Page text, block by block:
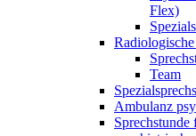
Flex)
Team
Ambulanz
Sprechstunde